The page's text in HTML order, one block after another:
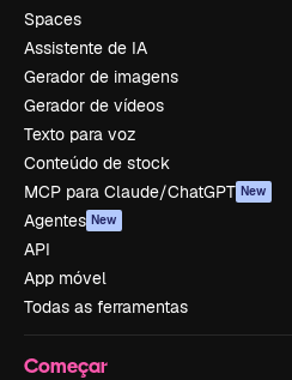
Spaces
Assistente de IA
Gerador de imagens
Gerador de vídeos
Texto para voz
Conteúdo de stock
MCP para Claude/ChatGPT New
Agentes New
API
App móvel
Todas as ferramentas
Começar